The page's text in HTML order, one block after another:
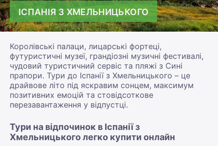
ІСПАНІЯ З ХМЕЛЬНИЦЬКОГО
Королівські палаци, лицарські фортеці,
футуристичні музеї, грандіозні музичні фестивалі,
чудовий туристичний сервіс та пляжі з Сині
прапори. Тури до Іспанії з Хмельницького – це
драйвове літо під яскравим сонцем, максимум
позитивних емоцій та стовідсоткове
перезавантаження у відпустці.
Тури на відпочинок в Іспанії з
Хмельницького легко купити онлайн